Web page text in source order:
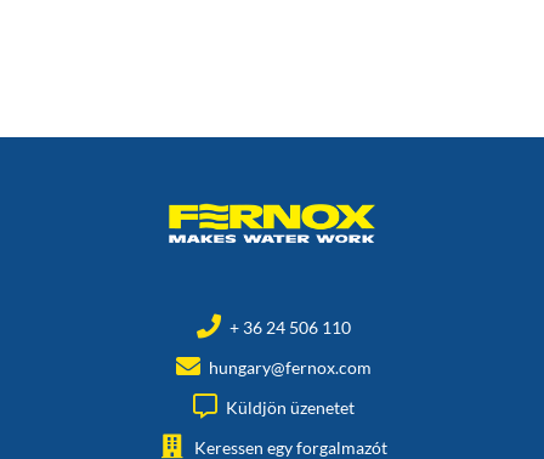
+ 36 24 506 110
hungary@fernox.com
Küldjön üzenetet
Keressen egy forgalmazót